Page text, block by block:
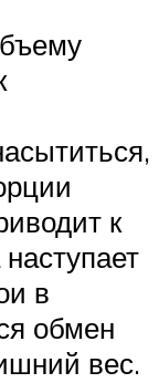
к
в
обмен
вес.